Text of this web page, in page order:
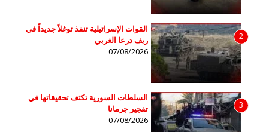
2
القوات الإسرائيلية تنفذ توغلاً جديداً في
ريف درعا الغربي
07/08/2026
3
السلطات السورية تكثف تحقيقاتها في
تفجير جرمانا
07/08/2026